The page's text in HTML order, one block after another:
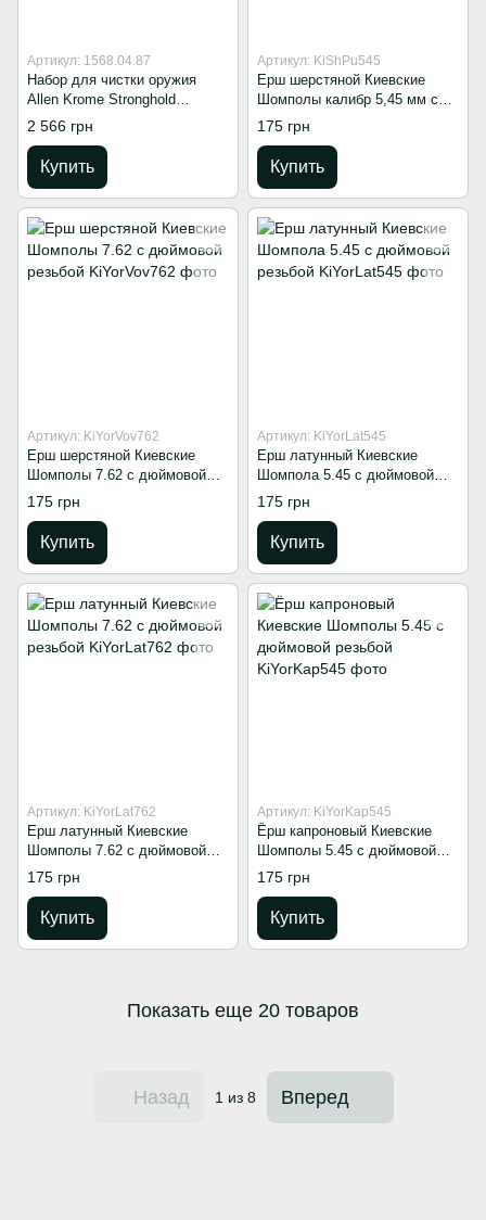
Артикул: 1568.04.87
Набор для чистки оружия
Allen Krome Stronghold
универсальный 60 предметов
2 566 грн
Купить
Артикул: KiShPu545
Ерш шерстяной Киевские
Шомполы калибр 5,45 мм с
дюймовой резьбой
175 грн
Купить
Артикул: KiYorVov762
Ерш шерстяной Киевские
Шомполы 7.62 с дюймовой
резьбой
175 грн
Купить
Артикул: KiYorLat545
Ерш латунный Киевские
Шомпола 5.45 с дюймовой
резьбой
175 грн
Купить
Артикул: KiYorLat762
Ерш латунный Киевские
Шомполы 7.62 с дюймовой
резьбой
175 грн
Купить
Артикул: KiYorKap545
Ёрш капроновый Киевские
Шомполы 5.45 с дюймовой
резьбой
175 грн
Купить
Показать еще 20 товаров
Назад 1из 8 Вперед